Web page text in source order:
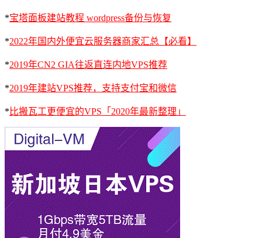
*宝塔面板建站教程 wordpress备份与恢复
*2022年国内外便宜云服务器商家汇总【必看】
*2019年CN2 GIA往返直连内地VPS推荐
*2019年建站VPS推荐，支持支付宝和微信
* 比搬瓦工更便宜的VPS「2020年最新整理」